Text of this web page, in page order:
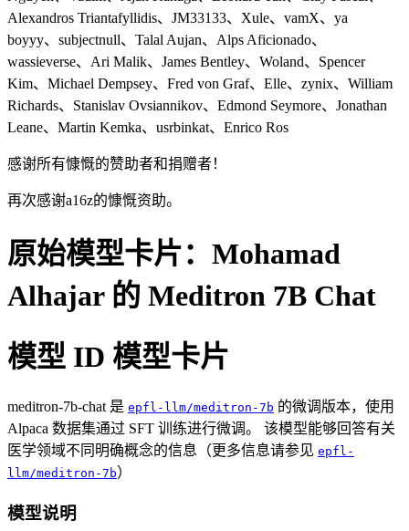
Alexandros Triantafyllidis、JM33133、Xule、vamX、ya
boyyy、subjectnull、Talal Aujan、Alps Aficionado、
wassieverse、Ari Malik、James Bentley、Woland、Spencer
Kim、Michael Dempsey、Fred von Graf、Elle、zynix、William
Richards、Stanislav Ovsiannikov、Edmond Seymore、Jonathan
Leane、Martin Kemka、usrbinkat、Enrico Ros
感谢所有慷慨的赞助者和捐赠者！
再次感谢a16z的慷慨资助。
原始模型卡片：Mohamad
Alhajar 的 Meditron 7B Chat
模型 ID 模型卡片
meditron-7b-chat 是 epfl-llm/meditron-7b 的微调版本，使用
Alpaca 数据集通过 SFT 训练进行微调。 该模型能够回答有关
医学领域不同明确概念的信息（更多信息请参见 epfl-
llm/meditron-7b ）
模型说明